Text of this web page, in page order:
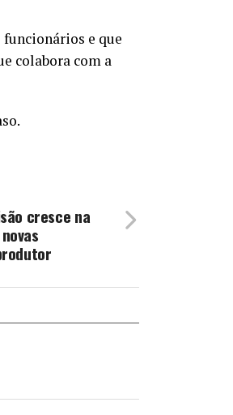
e que
colabora com a
cresce na